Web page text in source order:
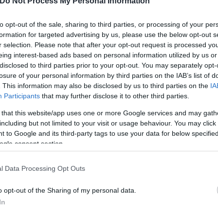
opt-out of the sale, sharing to third parties, or processing of your
for targeted advertising by us, please use the below opt-out
selection. Please note that after your opt-out request is processed
interest-based ads based on personal information utilized by us
to third parties prior to your opt-out. You may separately
of your personal information by third parties on the IAB’s list of
This information may also be disclosed by us to third parties on the
Participants that may further disclose it to other third parties.
that this website/app uses one or more Google services and may
but not limited to your visit or usage behaviour. You may
to Google and its third-party tags to use your data for below
consent section.
Data Processing Opt Outs
opt-out of the Sharing of my personal data.
που τραυμάτισε τον Χουάνκαρ. Ο
διακοπή οι ποδοσφαιριστές των